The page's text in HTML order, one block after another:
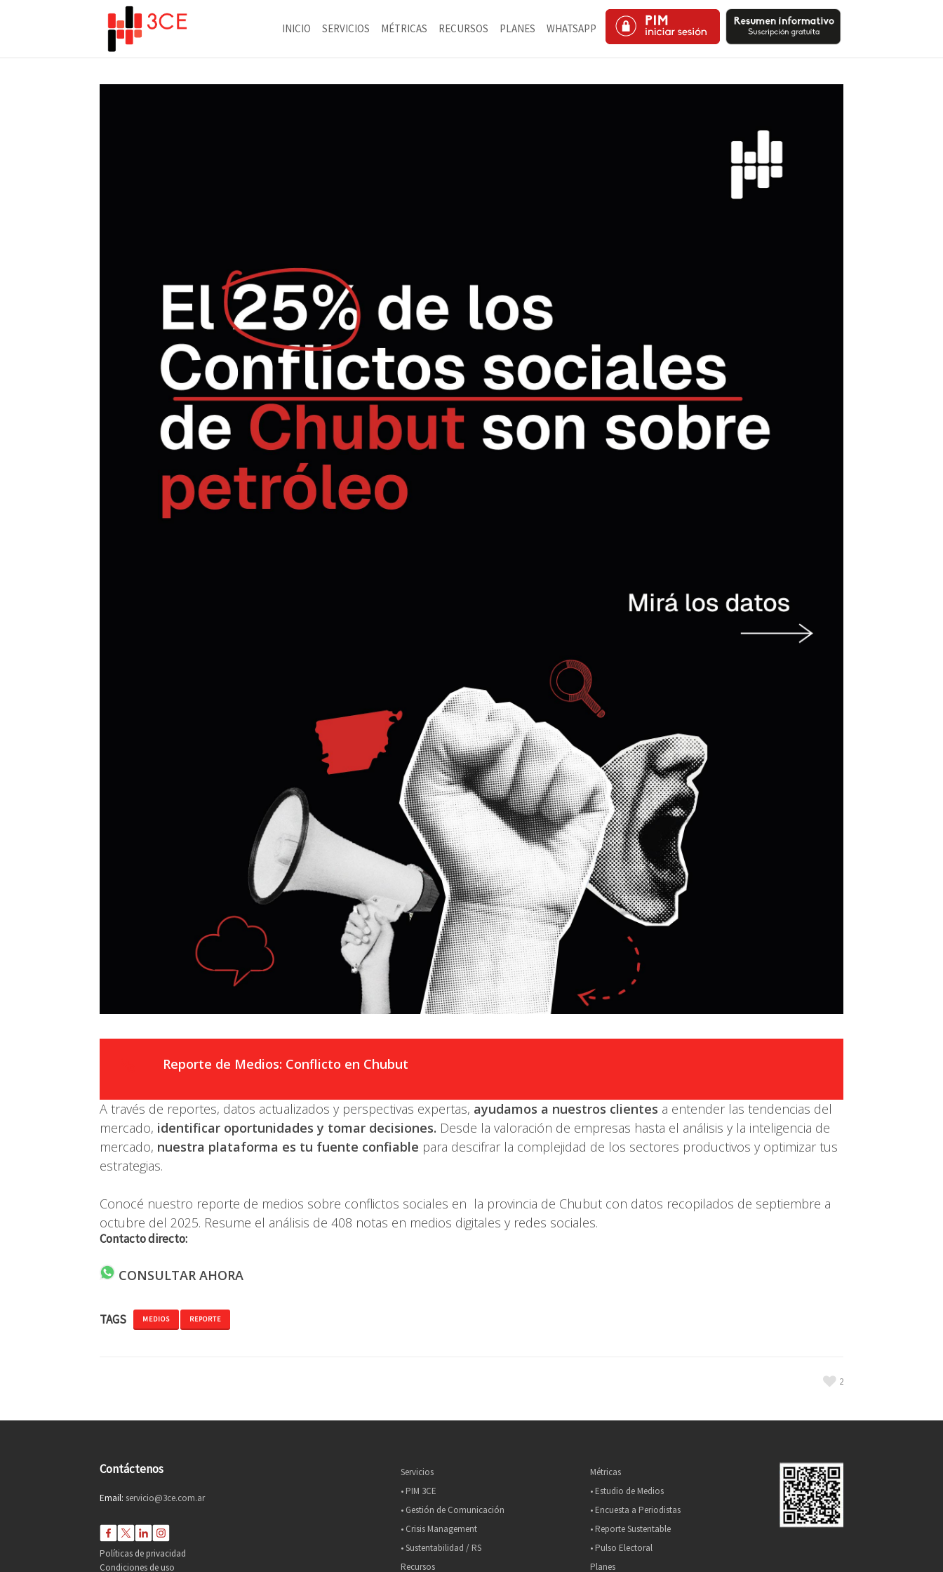
INICIO SERVICIOS MÉTRICAS RECURSOS PLANES WHATSAPP
Reporte de Medios: Conflicto en Chubut
A través de reportes, datos actualizados y perspectivas expertas, ayudamos a nuestros clientes a entender las tendencias del
mercado, identificar oportunidades y tomar decisiones. Desde la valoración de empresas hasta el análisis y la inteligencia de
mercado, nuestra plataforma es tu fuente confiable para descifrar la complejidad de los sectores productivos y optimizar tus
estrategias.
Conocé nuestro reporte de medios sobre conflictos sociales en la provincia de Chubut con datos recopilados de septiembre a
octubre del 2025. Resume el análisis de 408 notas en medios digitales y redes sociales.
Contacto directo:
CONSULTAR AHORA
TAGS MEDIOS REPORTE
2
Contáctenos
Email: servicio@3ce.com.ar
Políticas de privacidad
Condiciones de uso
Servicios
• PIM 3CE
• Gestión de Comunicación
• Crisis Management
• Sustentabilidad / RS
Recursos
Métricas
• Estudio de Medios
• Encuesta a Periodistas
• Reporte Sustentable
• Pulso Electoral
Planes